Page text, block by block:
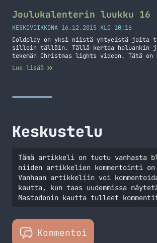
Joulukalenterin luukku 16
KESKIVIIKKONA 16.12.2015 KLO 10:16
Coldplay on yksi niistä yhtyeistä joita
silloin tällöin. Tällä kertaa haluankin
tekemän Christmas lights videon. Tätä on
Youtubessa yli 25 miljoonaa kertaa!
Lue lisää
Keskustelu
Tämä artikkeli on tuotu vanhasta
niiden artikkelien kommentointi
Vanhaan artikkeliin voi
kautta, kun taas uudemmissa
Mastodonin kautta tulleet
Kommentoi